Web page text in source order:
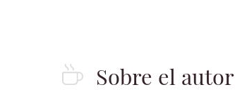
Sobre el autor